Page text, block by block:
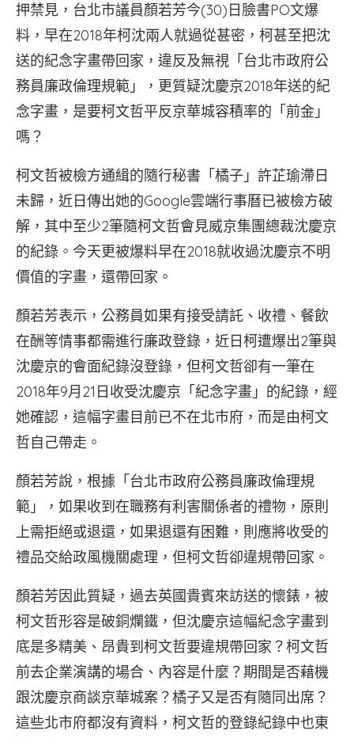
押禁見，台北市議員顏若芳今(30)日臉書PO文爆
料，早在2018年柯沈兩人就過從甚密，柯甚至把沈
送的紀念字畫帶回家，違反及無視「台北市政府公
務員廉政倫理規範」，更質疑沈慶京2018年送的紀
念字畫，是要柯文哲平反京華城容積率的「前金」
嗎？
柯文哲被檢方通緝的隨行秘書「橘子」許芷瑜滯日
未歸，近日傳出她的Google雲端行事曆已被檢方破
解，其中至少2筆隨柯文哲會見威京集團總裁沈慶京
的紀錄。今天更被爆料早在2018就收過沈慶京不明
價值的字畫，還帶回家。
顏若芳表示，公務員如果有接受請託、收禮、餐飲
在酬等情事都需進行廉政登錄，近日柯遭爆出2筆與
沈慶京的會面紀錄沒登錄，但柯文哲卻有一筆在
2018年9月21日收受沈慶京「紀念字畫」的紀錄，經
她確認，這幅字畫目前已不在北市府，而是由柯文
哲自己帶走。
顏若芳說，根據「台北市政府公務員廉政倫理規
範」，如果收到在職務有利害關係者的禮物，原則
上需拒絕或退還，如果退還有困難，則應將收受的
禮品交給政風機關處理，但柯文哲卻違規帶回家。
顏若芳因此質疑，過去英國貴賓來訪送的懷錶，被
柯文哲形容是破銅爛鐵，但沈慶京這幅紀念字畫到
底是多精美、昂貴到柯文哲要違規帶回家？柯文哲
前去企業演講的場合、內容是什麼？期間是否藉機
跟沈慶京商談京華城案？橘子又是否有隨同出席？
這些北市府都沒有資料，柯文哲的登錄紀錄中也東